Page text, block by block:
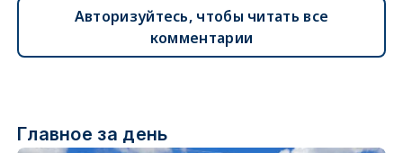
Авторизуйтесь, чтобы читать все
комментарии
Главное за день